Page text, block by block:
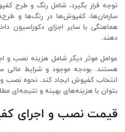
توجه قرار بگیرد، شامل رنگ و طرح
سازمان‌ها، کفپوش‌ها در رنگ‌ها و
هماهنگی با سایر اجزای دکوراسیون
دهند.
عوامل موثر دیگر شامل هزینه نصب و
هستند. بودجه موجود و شرایط مالی
انتخاب کفپوش ایجاد کند. نحوه نصب
بتوان با هزینه‌های بهینه و نتیجه‌ای
قیمت نصب و اجرای